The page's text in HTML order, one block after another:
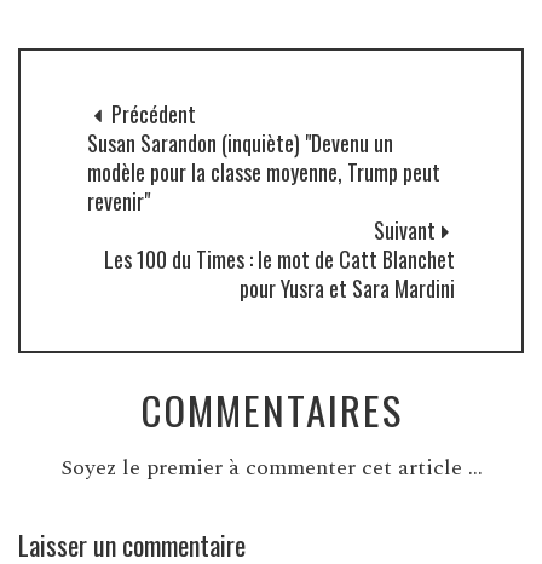
Précédent
Susan Sarandon (inquiète) "Devenu un
modèle pour la classe moyenne, Trump peut
revenir"
Suivant
Les 100 du Times : le mot de Catt Blanchet
pour Yusra et Sara Mardini
COMMENTAIRES
Soyez le premier à commenter cet article ...
Laisser un commentaire